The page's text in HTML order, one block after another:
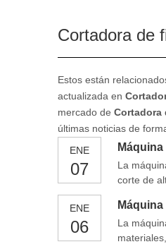
Cortadora de
Estos están
actualizada en
mercado de Cortadora
últimas noticias de
ENE
07
La
corte de
ENE
06
La